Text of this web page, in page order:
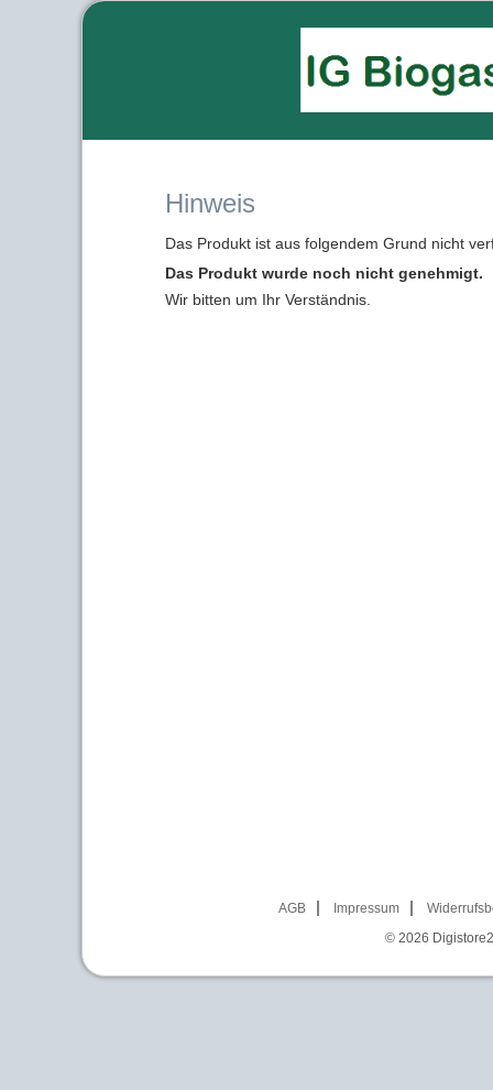
Hinweis
Das Produkt ist aus folgendem Grund nicht
Das Produkt wurde noch nicht genehmigt.
Wir bitten um Ihr Verständnis.
AGB Impressum
© 2026